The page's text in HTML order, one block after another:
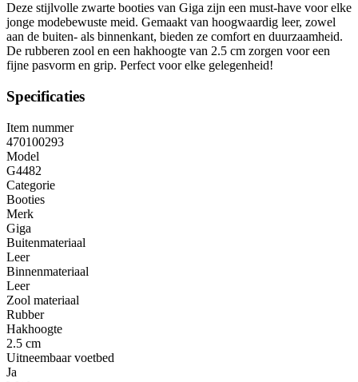
Deze stijlvolle zwarte booties van Giga zijn een must-have voor elke
jonge modebewuste meid. Gemaakt van hoogwaardig leer, zowel
aan de buiten- als binnenkant, bieden ze comfort en duurzaamheid.
De rubberen zool en een hakhoogte van 2.5 cm zorgen voor een
fijne pasvorm en grip. Perfect voor elke gelegenheid!
Specificaties
Item nummer
470100293
Model
G4482
Categorie
Booties
Merk
Giga
Buitenmateriaal
Leer
Binnenmateriaal
Leer
Zool materiaal
Rubber
Hakhoogte
2.5 cm
Uitneembaar voetbed
Ja